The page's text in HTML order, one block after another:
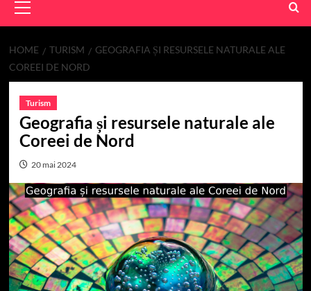
Menu
HOME TURISM
GEOGRAFIA ȘI RESURSELE NATURALE ALE
COREEI DE NORD
Turism
Geografia și resursele naturale ale
Coreei de Nord
20 mai 2024